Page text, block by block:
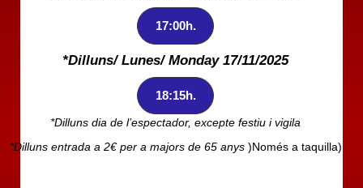
17:00h.
*Dilluns/ Lunes/ Monday 17/11/2025
18:15h.
*Dilluns dia de l’espectador, excepte festiu i vigila
*Dilluns entrada a 2€ per a majors de 65 anys)Només a taquilla)